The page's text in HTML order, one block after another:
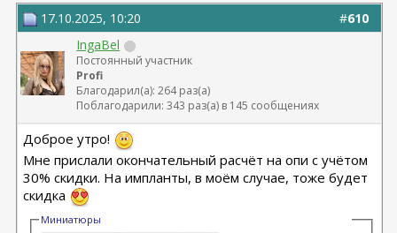
#610
17.10.2025, 10:20
IngaBel
Постоянный участник
Profi
Благодарил(а): 264 раз(а)
Поблагодарили: 343 раз(а) в 145 сообщениях
Доброе утро!
Мне прислали окончательный расчёт на опи с учётом
30% скидки. На импланты, в моём случае, тоже будет
скидка
Миниатюры